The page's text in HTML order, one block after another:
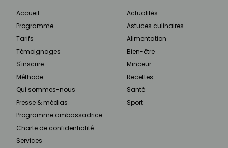
Accueil
Programme
Tarifs
Témoignages
S'inscrire
Méthode
Qui sommes-nous
Presse & médias
Programme ambassadrice
Charte de confidentialité
Services
Actualités
Astuces culinaires
Alimentation
Bien-être
Minceur
Recettes
Santé
Sport